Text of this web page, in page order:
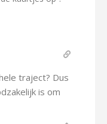
traject? Dus
is om